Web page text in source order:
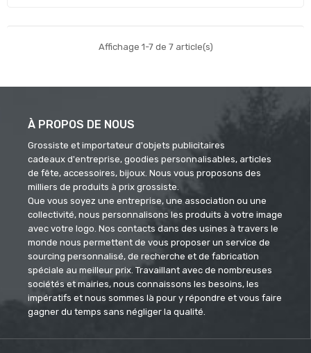
Affichage 1-7 de 7 article(s)
À PROPOS DE NOUS
Grossiste et importateur d'objets publicitaires
cadeaux d'entreprise, goodies personnalisables, articles
de fête, accessoires, bijoux. Nous vous proposons des
milliers de produits à prix grossiste.
Que vous soyez une entreprise, une association ou une
collectivité, nous personnalisons les produits à votre image
avec votre logo. Nos contacts dans des usines à travers le
monde nous permettent de vous proposer un service de
sourcing personnalisé, de recherche et de fabrication
spéciale au meilleur prix. Travaillant avec de nombreuses
sociétés et mairies, nous connaissons les besoins, les
impératifs et nous sommes là pour y répondre et vous faire
gagner du temps sans négliger la qualité.